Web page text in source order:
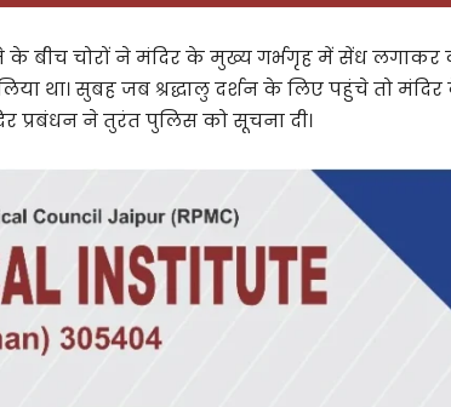
के बीच चोरों ने मंदिर के मुख्य गर्भगृह में सेंध
था। सुबह जब श्रद्धालु दर्शन के लिए पहुंचे तो
प्रबंधन ने तुरंत पुलिस को सूचना दी।